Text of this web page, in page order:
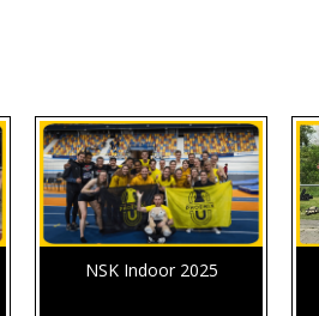
NSK Indoor 2025